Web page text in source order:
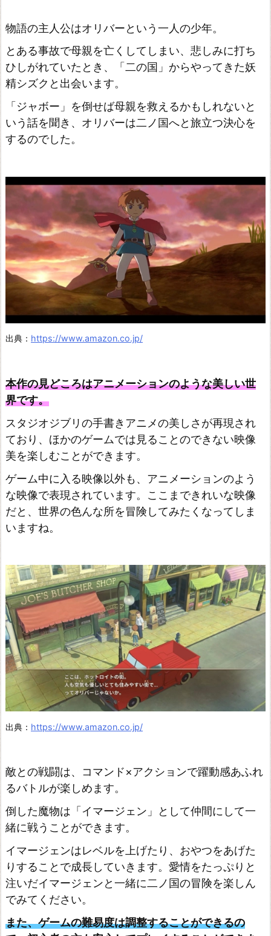
物語の主人公はオリバーという一人の少年。
とある事故で母親を亡くしてしまい、悲しみに打ち
ひしがれていたとき、「二の国」からやってきた妖
精シズクと出会います。
「ジャボー」を倒せば母親を救えるかもしれないと
いう話を聞き、オリバーは二ノ国へと旅立つ決心を
するのでした。
出典： https://www.amazon.co.jp/
本作の見どころはアニメーションのような美しい世
界です。
スタジオジブリの手書きアニメの美しさが再現され
ており、ほかのゲームでは見ることのできない映像
美を楽しむことができます。
ゲーム中に入る映像以外も、アニメーションのよう
な映像で表現されています。ここまできれいな映像
だと、世界の色んな所を冒険してみたくなってしま
いますね。
出典： https://www.amazon.co.jp/
敵との戦闘は、コマンド×アクションで躍動感あふれ
るバトルが楽しめます。
倒した魔物は「イマージェン」として仲間にして一
緒に戦うことができます。
イマージェンはレベルを上げたり、おやつをあげた
りすることで成長していきます。愛情をたっぷりと
注いだイマージェンと一緒に二ノ国の冒険を楽しん
でみてください。
また、ゲームの難易度は調整することができるの